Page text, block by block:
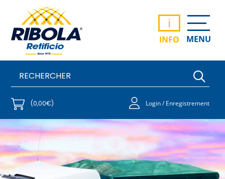
i
INFO MENU
(0,00€) Login / Enregistrement